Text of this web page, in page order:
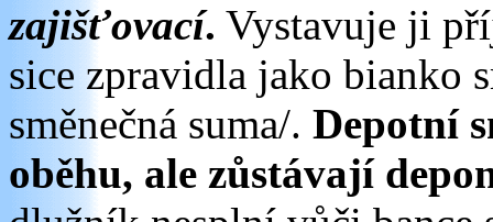
zajišťovací. Vystavuje ji
sice zpravidla jako bianko
směnečná suma/. Depotní
oběhu, ale zůstávají